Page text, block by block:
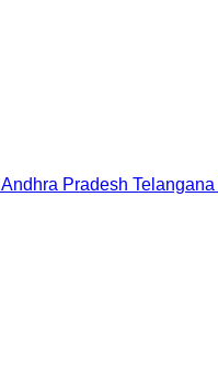
Andhra Pradesh Telangana